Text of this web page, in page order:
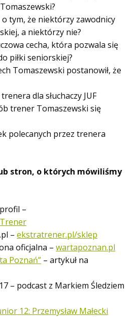
o tym, że niektórzy zawodnicy
a niektórzy nie?
cecha, która pozwala się
piłki seniorskiej?
Tomaszewski postanowił, że
dla słuchaczy JUF
trener Tomaszewski się
polecanych przez trenera
stron, o których mówiliśmy
–
–ekstratrener.pl/sklep
oficjalna –wartapoznan.pl
Poznań” – artykuł na
– podcast z Markiem Śledziem
12: Przemysław Małecki